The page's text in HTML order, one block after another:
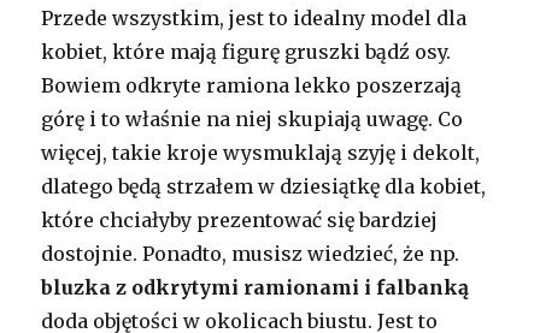
Przede wszystkim, jest to idealny model dla
kobiet, które mają figurę gruszki bądź osy.
Bowiem odkryte ramiona lekko poszerzają
górę i to właśnie na niej skupiają uwagę. Co
więcej, takie kroje wysmuklają szyję i dekolt,
dlatego będą strzałem w dziesiątkę dla kobiet,
które chciałyby prezentować się bardziej
dostojnie. Ponadto, musisz wiedzieć, że np.
bluzka z odkrytymi ramionami i falbanką
doda objętości w okolicach biustu. Jest to